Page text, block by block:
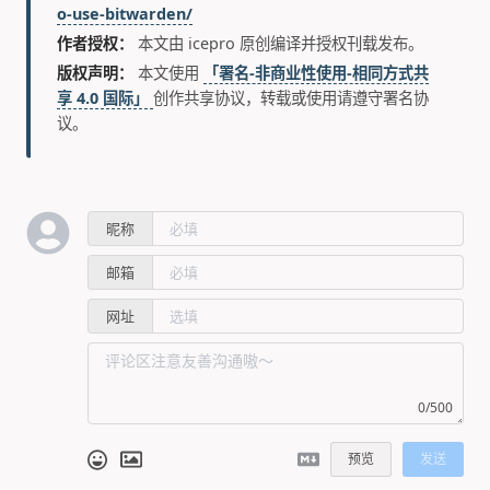
o-use-bitwarden/
作者授权：
本文由 icepro 原创编译并授权刊载发布。
版权声明：
本文使用
「署名-非商业性使用-相同方式共
享 4.0 国际」 创作共享协议，转载或使用请遵守署名协
议。
昵称
邮箱
网址
0/500
预览 发送